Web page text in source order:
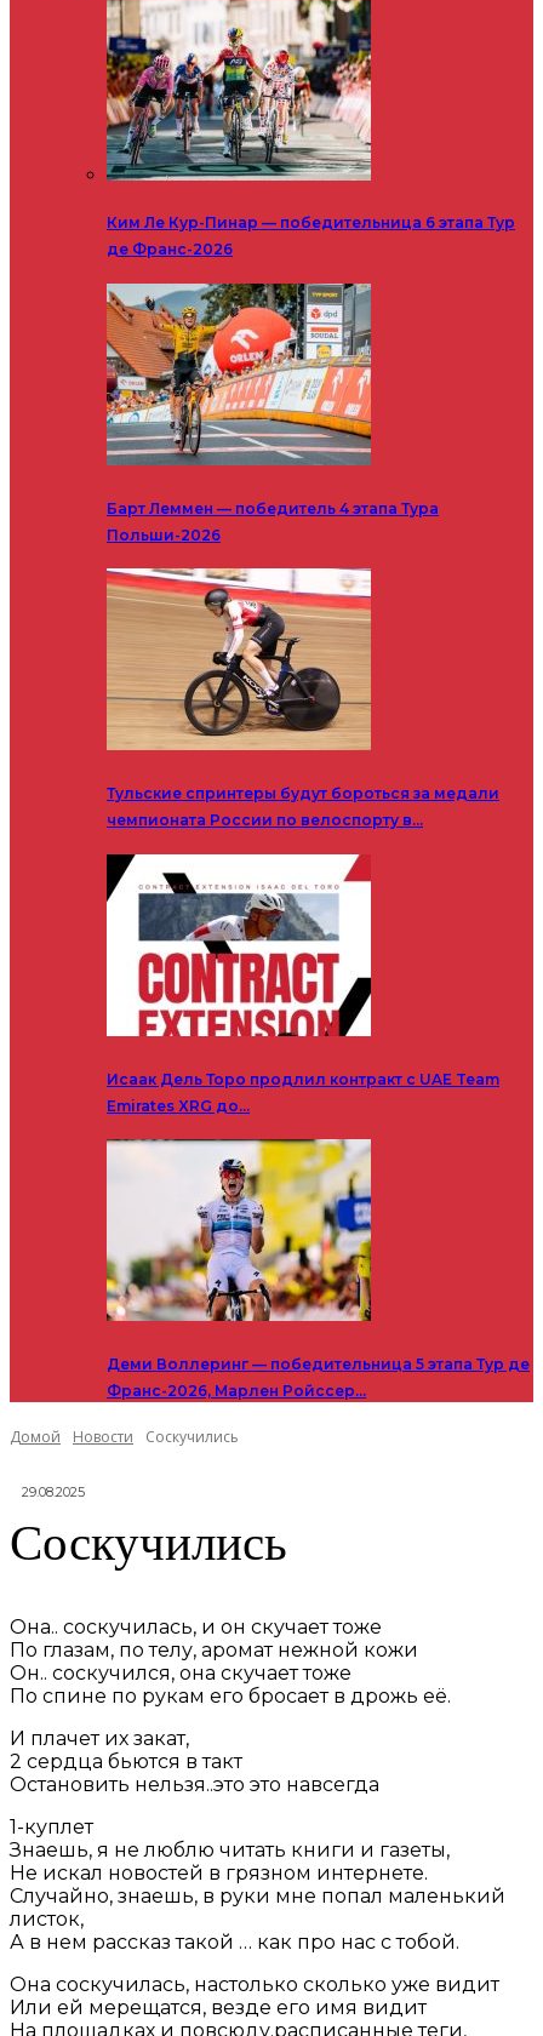
Ким Ле Кур-Пинар — победительница 6 этапа Тур
де Франс-2026
Барт Леммен — победитель 4 этапа Тура
Польши-2026
Тульские спринтеры будут бороться за медали
чемпионата России по велоспорту в…
Исаак Дель Торо продлил контракт с UAE Team
Emirates XRG до…
Деми Воллеринг — победительница 5 этапа Тур де
Франс-2026, Марлен Ройссер…
Домой Новости Соскучились
29.08.2025
Соскучились
Она.. соскучилась, и он скучает тоже
По глазам, по телу, аромат нежной кожи
Он.. соскучился, она скучает тоже
По спине по рукам его бросает в дрожь её.
И плачет их закат,
2 сердца бьются в такт
Остановить нельзя..это это навсегда
1-куплет
Знаешь, я не люблю читать книги и газеты,
Не искал новостей в грязном интернете.
Случайно, знаешь, в руки мне попал маленький
листок,
А в нем рассказ такой … как про нас с тобой.
Она соскучилась, настолько сколько уже видит
Или ей мерещатся, везде его имя видит
На площадках и повсюду.расписанные теги,